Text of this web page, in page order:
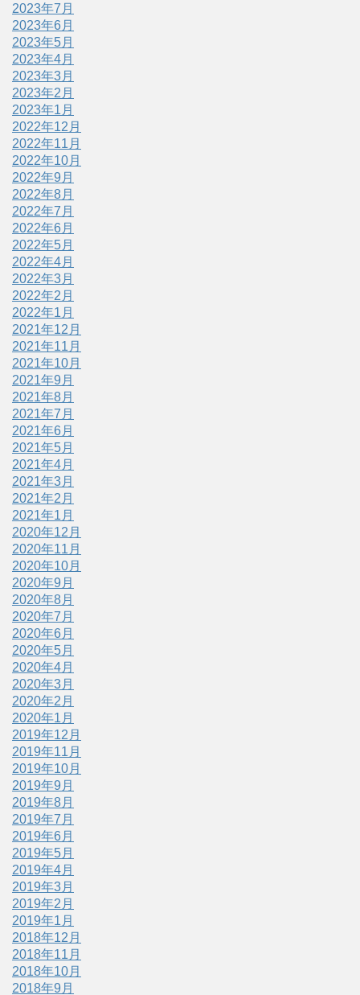
2023年7月
2023年6月
2023年5月
2023年4月
2023年3月
2023年2月
2023年1月
2022年12月
2022年11月
2022年10月
2022年9月
2022年8月
2022年7月
2022年6月
2022年5月
2022年4月
2022年3月
2022年2月
2022年1月
2021年12月
2021年11月
2021年10月
2021年9月
2021年8月
2021年7月
2021年6月
2021年5月
2021年4月
2021年3月
2021年2月
2021年1月
2020年12月
2020年11月
2020年10月
2020年9月
2020年8月
2020年7月
2020年6月
2020年5月
2020年4月
2020年3月
2020年2月
2020年1月
2019年12月
2019年11月
2019年10月
2019年9月
2019年8月
2019年7月
2019年6月
2019年5月
2019年4月
2019年3月
2019年2月
2019年1月
2018年12月
2018年11月
2018年10月
2018年9月